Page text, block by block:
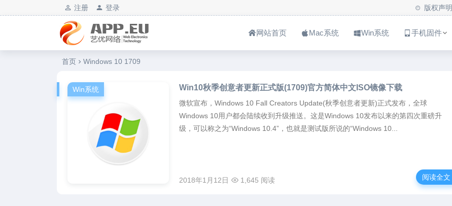
注册 登录 版权声明
艺优软件乐园
网站首页 Mac系统 Win系统 手机固件
首页 Windows 10 1709
Win系统 Win10秋季创意者更新正式版(1709)官方简体中文ISO镜像下载
微软宣布，Windows 10 Fall Creators Update(秋季创意者更新)正式发布，全球
Windows 10用户都会陆续收到升级推送。这是Windows 10发布以来的第四次重磅升
级，可以称之为“Windows 10.4”，也就是测试版所说的“Windows 10...
2018年1月12日 1,645 阅读 阅读全文